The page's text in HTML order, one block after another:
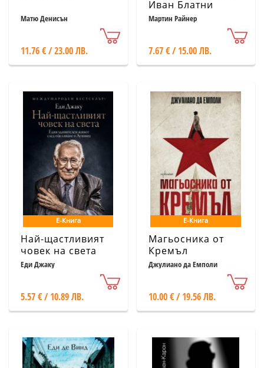
Матю Денисън
11.76 € / 23.00 ЛВ.
Иван Блатни
Мартин Райнер
7.67 € / 15.00 ЛВ.
Е-Книга
Най-щастливият
човек на света
Еди Джаку
5.57 € / 10.89 ЛВ.
Е-Книга
Магьосника от
Кремъл
Джулиано да Емполи
10.00 € / 19.56 ЛВ.